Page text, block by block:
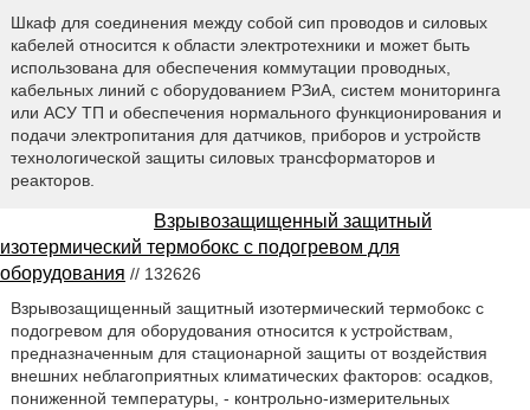
Шкаф для соединения между собой сип проводов и силовых
кабелей относится к области электротехники и может быть
использована для обеспечения коммутации проводных,
кабельных линий с оборудованием РЗиА, систем мониторинга
или АСУ ТП и обеспечения нормального функционирования и
подачи электропитания для датчиков, приборов и устройств
технологической защиты силовых трансформаторов и
реакторов.
Взрывозащищенный защитный
изотермический термобокс с подогревом для
оборудования // 132626
Взрывозащищенный защитный изотермический термобокс с
подогревом для оборудования относится к устройствам,
предназначенным для стационарной защиты от воздействия
внешних неблагоприятных климатических факторов: осадков,
пониженной температуры, - контрольно-измерительных